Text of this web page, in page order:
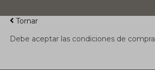
Tornar
Debe aceptar las condiciones de compra